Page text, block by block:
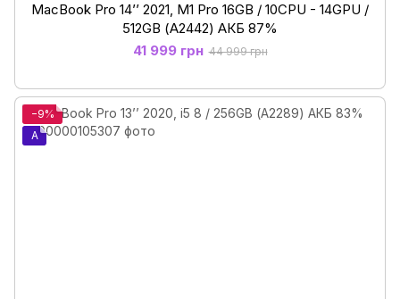
MacBook Pro 14’’ 2021, M1 Pro 16GB / 10CPU - 14GPU /
512GB (А2442) АКБ 87%
41 999 грн 44 999 грн
−9%
A